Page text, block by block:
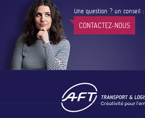
Une question ? un conseil :
CONTACTEZ-NOUS